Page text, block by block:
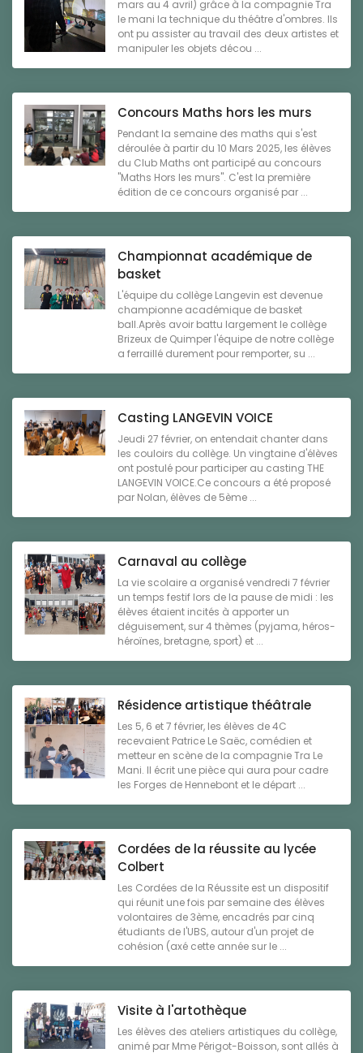
mars au 4 avril) grâce à la compagnie Tra
le mani la technique du théâtre d'ombres. Ils
ont pu assister au travail des deux artistes et
manipuler les objets décou ...
Concours Maths hors les murs
Pendant la semaine des maths qui s'est
déroulée à partir du 10 Mars 2025, les élèves
du Club Maths ont participé au concours
"Maths Hors les murs". C'est la première
édition de ce concours organisé par ...
Championnat académique de
basket
L'équipe du collège Langevin est devenue
championne académique de basket
ball.Après avoir battu largement le collège
Brizeux de Quimper l'équipe de notre collège
a ferraillé durement pour remporter, su ...
Casting LANGEVIN VOICE
Jeudi 27 février, on entendait chanter dans
les couloirs du collège. Un vingtaine d'élèves
ont postulé pour participer au casting THE
LANGEVIN VOICE.Ce concours a été proposé
par Nolan, élèves de 5ème ...
Carnaval au collège
La vie scolaire a organisé vendredi 7 février
un temps festif lors de la pause de midi : les
élèves étaient incités à apporter un
déguisement, sur 4 thèmes (pyjama, héros-
héroïnes, bretagne, sport) et ...
Résidence artistique théâtrale
Les 5, 6 et 7 février, les élèves de 4C
recevaient Patrice Le Saëc, comédien et
metteur en scène de la compagnie Tra Le
Mani. Il écrit une pièce qui aura pour cadre
les Forges de Hennebont et le départ ...
Cordées de la réussite au lycée
Colbert
Les Cordées de la Réussite est un dispositif
qui réunit une fois par semaine des élèves
volontaires de 3ème, encadrés par cinq
étudiants de l'UBS, autour d'un projet de
cohésion (axé cette année sur le ...
Visite à l'artothèque
Les élèves des ateliers artistiques du collège,
animé par Mme Périgot-Boisson, sont allés à